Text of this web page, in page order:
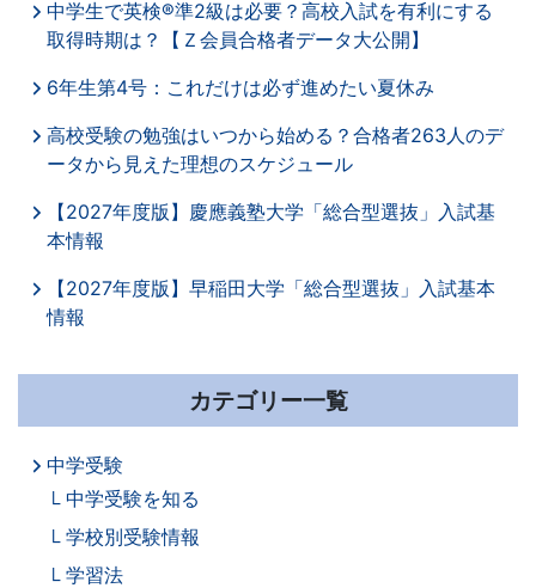
中学生で英検®準2級は必要？高校入試を有利にする
取得時期は？【Ｚ会員合格者データ大公開】
6年生第4号：これだけは必ず進めたい夏休み
高校受験の勉強はいつから始める？合格者263人のデ
ータから見えた理想のスケジュール
【2027年度版】慶應義塾大学「総合型選抜」入試基
本情報
【2027年度版】早稲田大学「総合型選抜」入試基本
情報
カテゴリー一覧
中学受験
中学受験を知る
学校別受験情報
学習法